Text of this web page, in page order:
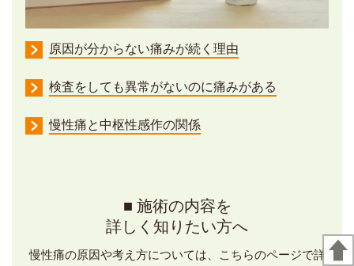
原因が分からない痛みが続く理由
検査をしても異常がないのに痛みがある
慢性痛と中枢性感作の関係
■ 施術の内容を
詳しく知りたい方へ
慢性痛の原因や考え方については、 こちらのページで詳